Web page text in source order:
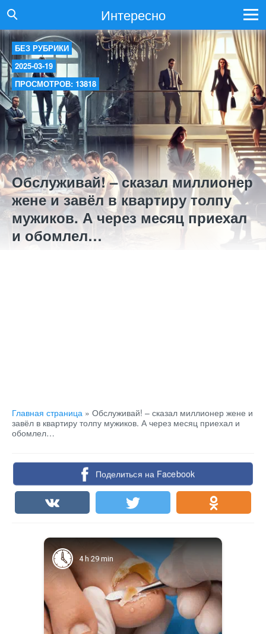
Интересно
БЕЗ РУБРИКИ
2025-03-19
ПРОСМОТРОВ: 13818
Обслуживай! – сказал миллионер
жене и завёл в квартиру толпу
мужиков. А через месяц приехал
и обомлел…
Главная страница » Обслуживай! – сказал миллионер жене и
завёл в квартиру толпу мужиков. А через месяц приехал и
обомлел…
Поделиться на Facebook
4 h 29 min